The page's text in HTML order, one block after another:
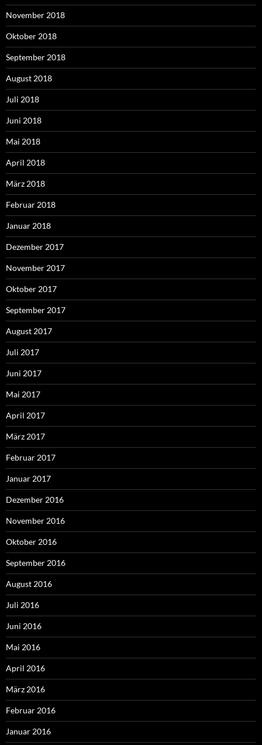
November 2018
Oktober 2018
September 2018
August 2018
Juli 2018
Juni 2018
Mai 2018
April 2018
März 2018
Februar 2018
Januar 2018
Dezember 2017
November 2017
Oktober 2017
September 2017
August 2017
Juli 2017
Juni 2017
Mai 2017
April 2017
März 2017
Februar 2017
Januar 2017
Dezember 2016
November 2016
Oktober 2016
September 2016
August 2016
Juli 2016
Juni 2016
Mai 2016
April 2016
März 2016
Februar 2016
Januar 2016